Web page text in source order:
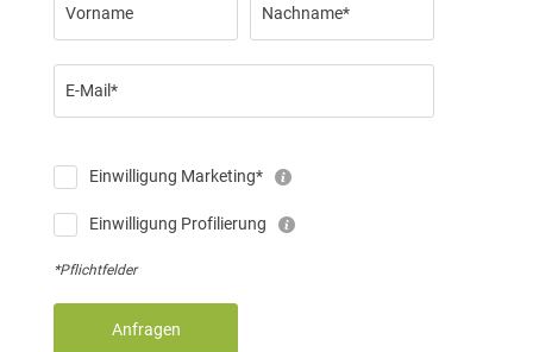
Vorname Nachname*
E-Mail*
Einwilligung Marketing*
Einwilligung Profilierung
*Pflichtfelder
Anfragen